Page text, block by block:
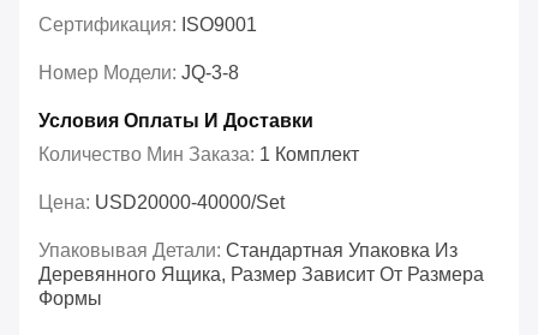
Сертификация: ISO9001
Номер Модели: JQ-3-8
Условия Оплаты И Доставки
Количество Мин Заказа: 1 Комплект
Цена: USD20000-40000/set
Упаковывая Детали: Стандартная Упаковка Из
Деревянного Ящика, Размер Зависит От Размера
Формы